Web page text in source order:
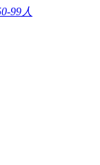
99人